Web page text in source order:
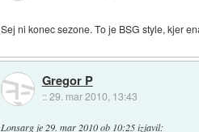
Sej ni konec sezone. To je BSG style, kjer
Gregor P
::29. mar 2010, 13:43
Lonsarg je 29. mar 2010 ob 10:25 izjavil: